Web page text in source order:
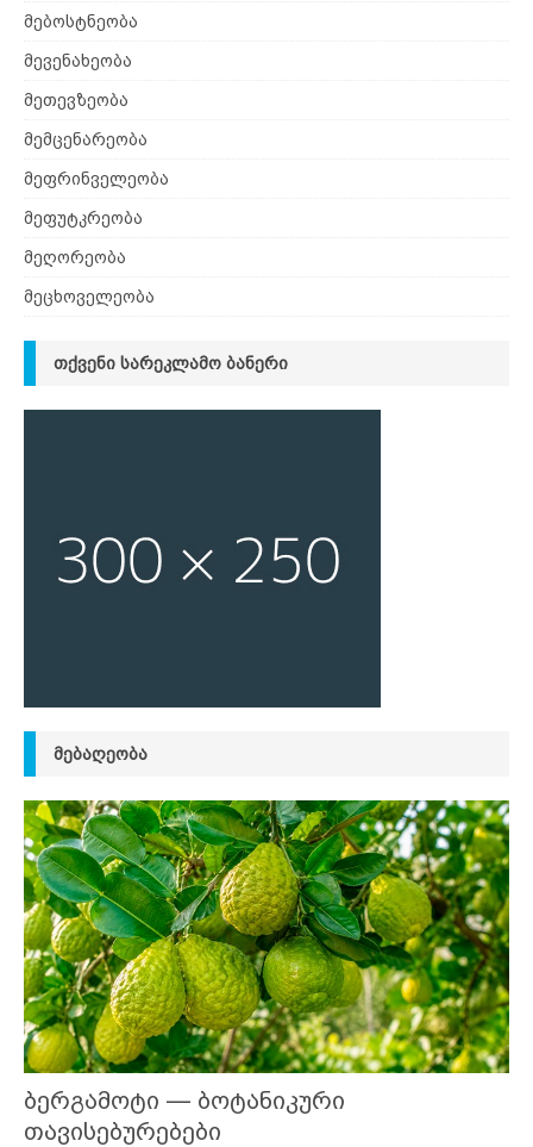
მებოსტნეობა
მევენახეობა
მეთევზეობა
მემცენარეობა
მეფრინველეობა
მეფუტკრეობა
მეღორეობა
მეცხოველეობა
ᲗᲥᲕᲔᲜᲘ ᲡᲐᲠᲔᲙᲚᲐᲛᲝ ᲑᲐᲜᲔᲠᲘ
ᲛᲔᲑᲐᲦᲔᲝᲑᲐ
ბერგამოტი — ბოტანიკური
თავისებურებები